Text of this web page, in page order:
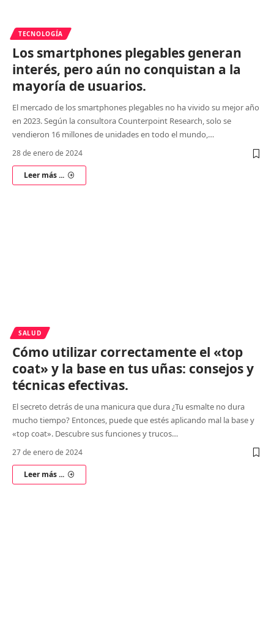
TECNOLOGÍA
Los smartphones plegables generan
interés, pero aún no conquistan a la
mayoría de usuarios.
El mercado de los smartphones plegables no ha vivido su mejor año
en 2023. Según la consultora Counterpoint Research, solo se
vendieron 16 millones de unidades en todo el mundo,…
28 de enero de 2024
Leer más ...
SALUD
Cómo utilizar correctamente el «top
coat» y la base en tus uñas: consejos y
técnicas efectivas.
El secreto detrás de una manicura que dura ¿Tu esmalte no dura
mucho tiempo? Entonces, puede que estés aplicando mal la base y
«top coat». Descubre sus funciones y trucos…
27 de enero de 2024
Leer más ...